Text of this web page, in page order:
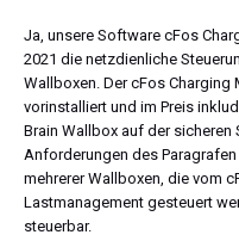
Ja, unsere Software cFos
2021 die netzdienliche
Wallboxen. Der cFos Charging
vorinstalliert und im Preis
Brain Wallbox auf der sicheren
Anforderungen des
mehrerer Wallboxen, die vom
Lastmanagement gesteuert
steuerbar.